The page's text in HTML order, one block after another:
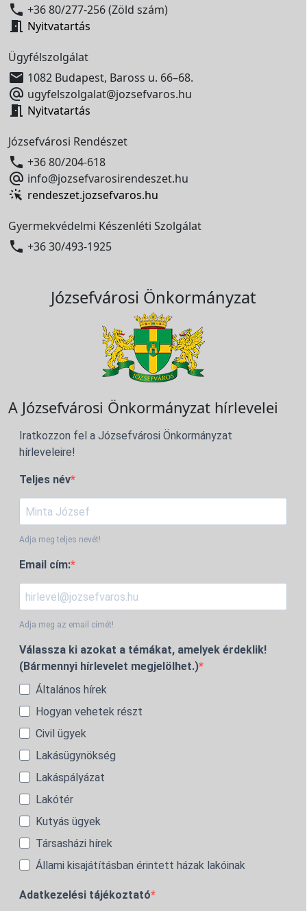
 +36 80/277-256 (Zöld szám)
 Nyitvatartás
Ügyfélszolgálat
 1082 Budapest, Baross u. 66–68.
 ugyfelszolgalat@jozsefvaros.hu
 Nyitvatartás
Józsefvárosi Rendészet
 +36 80/204-618
 info@jozsefvarosirendeszet.hu
rendeszet.jozsefvaros.hu
Gyermekvédelmi Készenléti Szolgálat
 +36 30/493-1925
Józsefvárosi Önkormányzat
A Józsefvárosi Önkormányzat hírlevelei
Iratkozzon fel a Józsefvárosi Önkormányzat
hírleveleire!
Teljes név
Adja meg teljes nevét!
Email cím:
Adja meg az email címét!
Válassza ki azokat a témákat, amelyek érdeklik!
(Bármennyi hírlevelet megjelölhet.)
Általános hírek
Hogyan vehetek részt
Civil ügyek
Lakásügynökség
Lakáspályázat
Lakótér
Kutyás ügyek
Társasházi hírek
Állami kisajátításban érintett házak lakóinak
Adatkezelési tájékoztató